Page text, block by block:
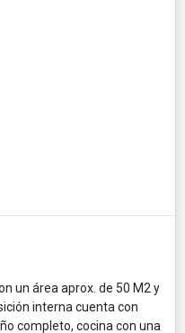
un área aprox. de 50 M2 y
interna cuenta con
completo, cocina con una